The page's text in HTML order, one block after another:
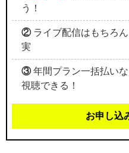
う！
②ライブ配信はもちろ
実
③年間プラン一括払いな
視聴できる！
お申し込